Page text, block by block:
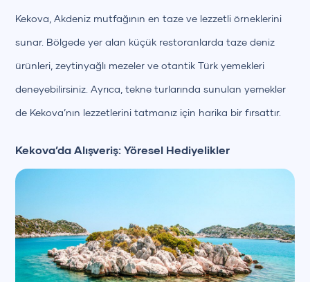
Kekova, Akdeniz mutfağının en taze ve lezzetli örneklerini
sunar. Bölgede yer alan küçük restoranlarda taze deniz
ürünleri, zeytinyağlı mezeler ve otantik Türk yemekleri
deneyebilirsiniz. Ayrıca, tekne turlarında sunulan yemekler
de Kekova’nın lezzetlerini tatmanız için harika bir fırsattır.
Kekova’da Alışveriş: Yöresel Hediyelikler